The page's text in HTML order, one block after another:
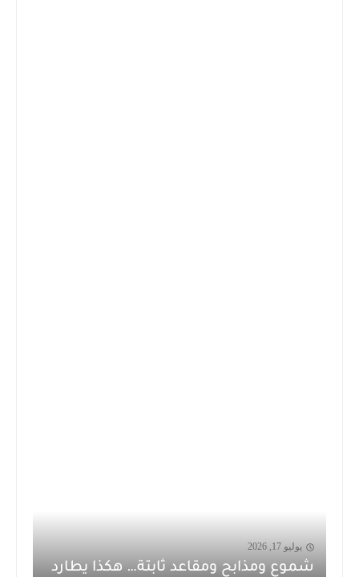
يوليو 17, 2026
شموع ومذابح ومقاعد ثابتة… هكذا يطارد